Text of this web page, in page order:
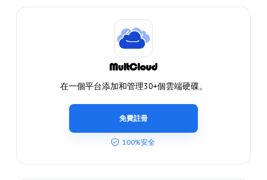
在一個平台添加和管理30+個雲端硬碟。
免費註冊
100%安全